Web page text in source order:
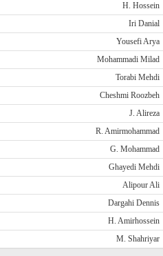
H. Hossein
Iri Danial
Yousefi Arya
Mohammadi Milad
Torabi Mehdi
Cheshmi Roozbeh
J. Alireza
R. Amirmohammad
G. Mohammad
Ghayedi Mehdi
Alipour Ali
Dargahi Dennis
H. Amirhossein
M. Shahriyar